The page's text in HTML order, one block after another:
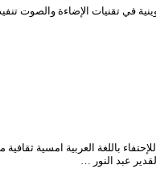
في تقنيات الإضاءة والصوت
مساء اليوم 29 فيفري 2024 ، بمناسبة اليوم
عبد النور …